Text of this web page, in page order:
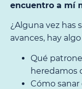
encuentro a mí
¿Alguna vez has
avances, hay
Qué
heredamos
Cómo